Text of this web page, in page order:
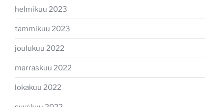
helmikuu 2023
tammikuu 2023
joulukuu 2022
marraskuu 2022
lokakuu 2022